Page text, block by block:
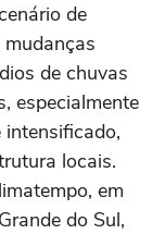
de
de chuvas
especialmente
locais.
em
do Sul,